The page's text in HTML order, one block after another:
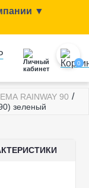
▼
0
RAINWAY 90 /
зеленый